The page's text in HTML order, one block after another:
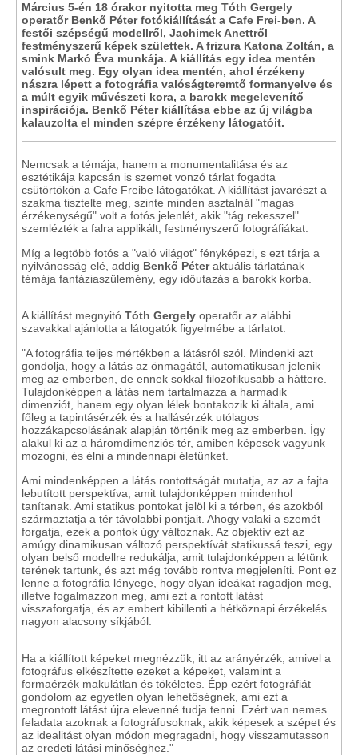
Március 5-én 18 órakor nyitotta meg Tóth Gergely
operatőr Benkő Péter fotókiállítását a Cafe Frei-ben. A
festői szépségű modellről, Jachimek Anettről
festményszerű képek születtek. A frizura Katona Zoltán, a
smink Markó Éva munkája. A kiállítás egy idea mentén
valósult meg. Egy olyan idea mentén, ahol érzékeny
nászra lépett a fotográfia valóságteremtő formanyelve és
a múlt egyik művészeti kora, a barokk megelevenítő
inspirációja. Benkő Péter kiállítása ebbe az új világba
kalauzolta el minden szépre érzékeny látogatóit.
Nemcsak a témája, hanem a monumentalitása és az
esztétikája kapcsán is szemet vonzó tárlat fogadta
csütörtökön a Cafe Freibe látogatókat. A kiállítást javarészt a
szakma tisztelte meg, szinte minden asztalnál "magas
érzékenységű" volt a fotós jelenlét, akik "tág rekesszel"
szemlézték a falra applikált, festményszerű fotográfiákat.
Míg a legtöbb fotós a "való világot" fényképezi, s ezt tárja a
nyilvánosság elé, addig Benkő Péteraktuális tárlatának
témája fantáziaszülemény, egy időutazás a barokk korba.
A kiállítást megnyitó Tóth Gergely operatőr az alábbi
szavakkal ajánlotta a látogatók figyelmébe a tárlatot:
"A fotográfia teljes mértékben a látásról szól. Mindenki azt
gondolja, hogy a látás az önmagától, automatikusan jelenik
meg az emberben, de ennek sokkal filozofikusabb a háttere.
Tulajdonképpen a látás nem tartalmazza a harmadik
dimenziót, hanem egy olyan lélek bontakozik ki általa, ami
főleg a tapintásérzék és a hallásérzék utólagos
hozzákapcsolásának alapján történik meg az emberben. Így
alakul ki az a háromdimenziós tér, amiben képesek vagyunk
mozogni, és élni a mindennapi életünket.
Ami mindenképpen a látás rontottságát mutatja, az az a fajta
lebutított perspektíva, amit tulajdonképpen mindenhol
tanítanak. Ami statikus pontokat jelöl ki a térben, és azokból
származtatja a tér távolabbi pontjait. Ahogy valaki a szemét
forgatja, ezek a pontok úgy változnak. Az objektív ezt az
amúgy dinamikusan változó perspektívát statikussá teszi, egy
olyan belső modellre redukálja, amit tulajdonképpen a létünk
terének tartunk, és azt még tovább rontva megjeleníti. Pont ez
lenne a fotográfia lényege, hogy olyan ideákat ragadjon meg,
illetve fogalmazzon meg, ami ezt a rontott látást
visszaforgatja, és az embert kibillenti a hétköznapi érzékelés
nagyon alacsony síkjából.
Ha a kiállított képeket megnézzük, itt az arányérzék, amivel a
fotográfus elkészítette ezeket a képeket, valamint a
formaérzék makulátlan és tökéletes. Épp ezért fotográfiát
gondolom az egyetlen olyan lehetőségnek, ami ezt a
megrontott látást újra elevenné tudja tenni. Ezért van nemes
feladata azoknak a fotográfusoknak, akik képesek a szépet és
az idealitást olyan módon megragadni, hogy visszamutasson
az eredeti látási minőséghez."